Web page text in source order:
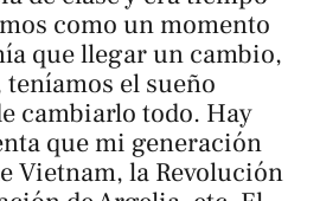
como un momento
que llegar un cambio,
el sueño
cambiarlo todo. Hay
que mi generación
Vietnam, la Revolución